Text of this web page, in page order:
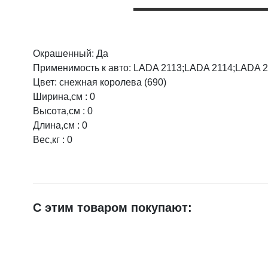
Окрашенный: Да
Применимость к авто: LADA 2113;LADA 2114;LADA
Цвет: снежная королева (690)
Ширина,см : 0
Высота,см : 0
Длина,см : 0
Вес,кг : 0
Оцените товар:
Ваше имя
E-mail
С этим товаром покупают: